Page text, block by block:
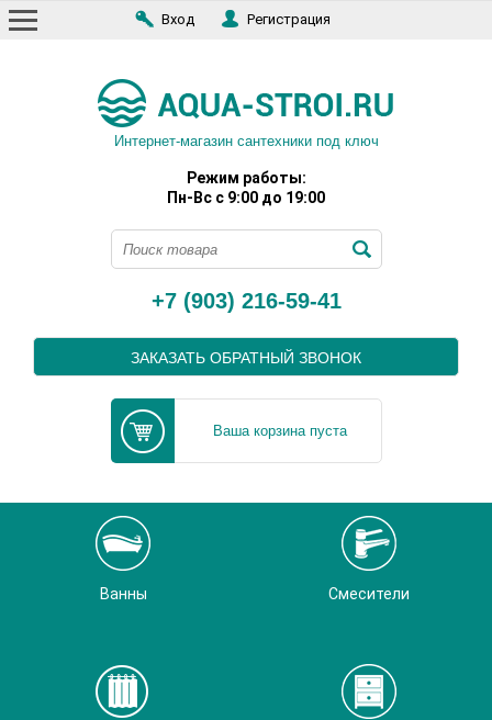
Вход Регистрация
Интернет-магазин сантехники под ключ
Режим работы:
Пн-Вс с 9:00 до 19:00
+7 (903) 216-59-41
ЗАКАЗАТЬ ОБРАТНЫЙ ЗВОНОК
Ваша корзина пуста
Ванны Смесители